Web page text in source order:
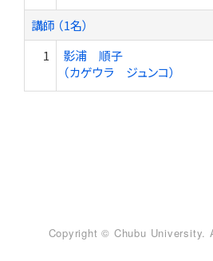
講師 （1名）
1
影浦 順子
（カゲウラ ジュンコ）
Copyright © Chubu University.